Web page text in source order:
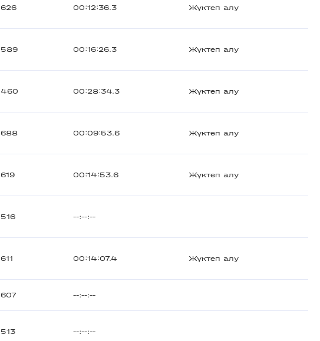
626 00:12:36.3 Жүктеп алу
589 00:16:26.3 Жүктеп алу
460 00:28:34.3 Жүктеп алу
688 00:09:53.6 Жүктеп алу
619 00:14:53.6 Жүктеп алу
516 --:--:--
611 00:14:07.4 Жүктеп алу
607 --:--:--
513 --:--:--